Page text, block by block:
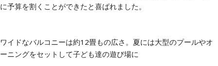
に予算を割くことができたと喜ばれました。
ワイドなバルコニーは約12畳もの広さ。夏には大型のプールやオ
ーニングをセットして子ども達の遊び場に